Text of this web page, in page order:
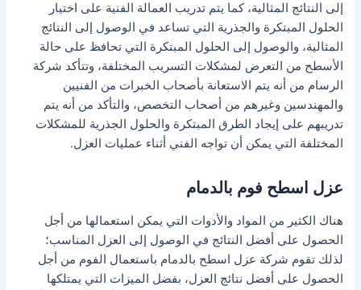
إلى النتائج المثالية، كما يتم تدريب العمالة الفنية على اختيار
الحلول المبتكرة والجذرية التي تساعد في الوصول إلى النتائج
المثالية، والوصول إلى الحلول المبتكرة التي تحافظ على حالة
الأسطح من التعرض لمشكلات التسريب المختلفة، وتتأكد شركة
الرسام من أنه يتم الاستعانة بأصحاب الخبرات من الفنيين
والمهندسين وغيرهم من أصحاب التخصص، والتأكد من أنه يتم
تدريبهم على إيجاد الطرق المبتكرة والحلول الجذرية للمشكلات
المختلفة التي يمكن أن تواجه الفني أثناء عمليات العزل.
عزل اسطح فوم بالدمام
هناك الكثير من المواد والأدوات التي يمكن استعمالها من أجل
الحصول على أفضل النتائج في الوصول إلى العزل المناسب؛
لذلك تقوم شركة عزل اسطح بالدمام باستعمال الفوم من أجل
الحصول على أفضل نتائج العزل، بفضل الميزات التي يمتلكها